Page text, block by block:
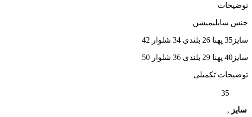
توضیحات
جنس سابلیمیشن
سایز35 پهنا 26 بلندی 34 شلوار 42
سایز40 پهنا 29 بلندی 36 شلوار 50
توضیحات تکمیلی
سایز
35
,